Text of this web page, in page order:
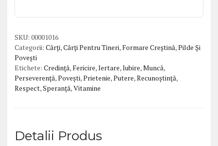
Vol.
SKU: 00001016
Categorii: Cărți,Cărți Pentru Tineri,Formare Creștină,Pilde Și
Povești
Etichete: Credință,Fericire,Iertare,Iubire,Muncă,
Perseverență,Povești,Prietenie,Putere,Recunoștință,
Respect,Speranță,Vitamine
Detalii Produs